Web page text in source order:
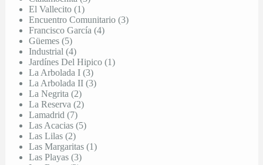
El Vallecito (1)
Encuentro Comunitario (3)
Francisco García (4)
Güemes (5)
Industrial (4)
Jardínes Del Hipico (1)
La Arbolada I (3)
La Arbolada II (3)
La Negrita (2)
La Reserva (2)
Lamadrid (7)
Las Acacias (5)
Las Lilas (2)
Las Margaritas (1)
Las Playas (3)